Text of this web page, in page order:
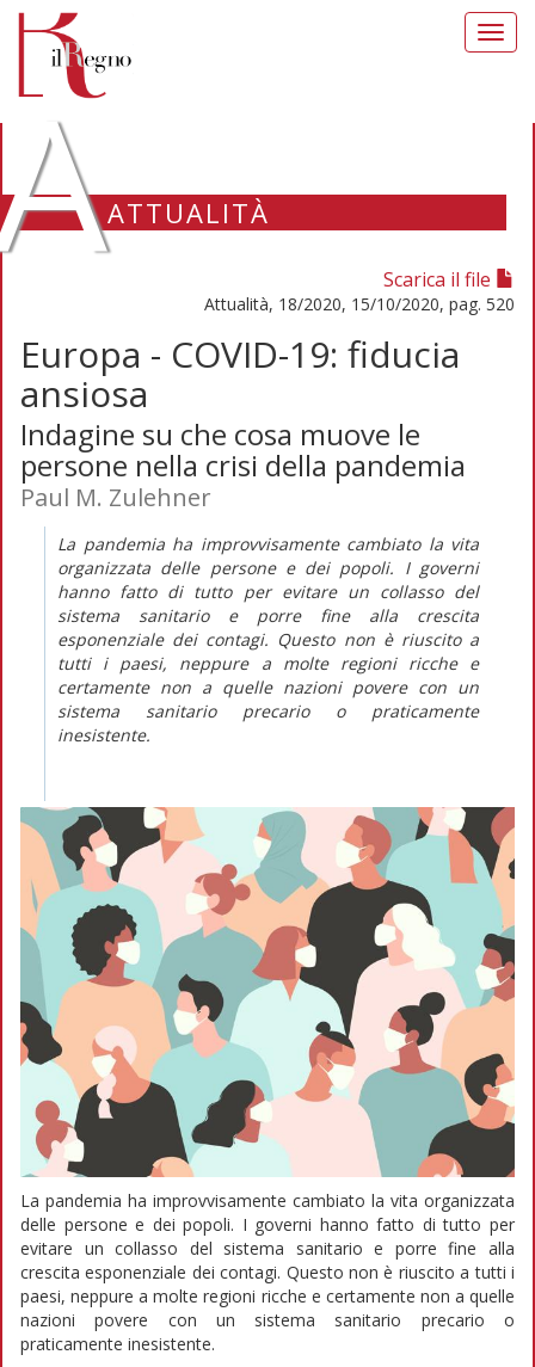
ATTUALITÀ
Scarica il file
Attualità, 18/2020, 15/10/2020, pag. 520
Europa - COVID-19: fiducia
ansiosa
Indagine su che cosa muove le
persone nella crisi della pandemia
Paul M. Zulehner
La pandemia ha improvvisamente cambiato la vita
organizzata delle persone e dei popoli. I governi
hanno fatto di tutto per evitare un collasso del
sistema sanitario e porre fine alla crescita
esponenziale dei contagi. Questo non è riuscito a
tutti i paesi, neppure a molte regioni ricche e
certamente non a quelle nazioni povere con un
sistema sanitario precario o praticamente
inesistente.
La pandemia ha improvvisamente cambiato la vita organizzata
delle persone e dei popoli. I governi hanno fatto di tutto per
evitare un collasso del sistema sanitario e porre fine alla
crescita esponenziale dei contagi. Questo non è riuscito a tutti i
paesi, neppure a molte regioni ricche e certamente non a quelle
nazioni povere con un sistema sanitario precario o
praticamente inesistente.